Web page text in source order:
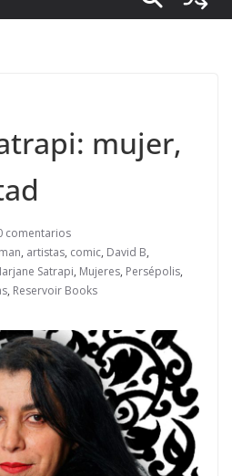
mujer,
comentarios
, artistas, comic, David B,
Satrapi, Mujeres, Persépolis,
, Reservoir Books